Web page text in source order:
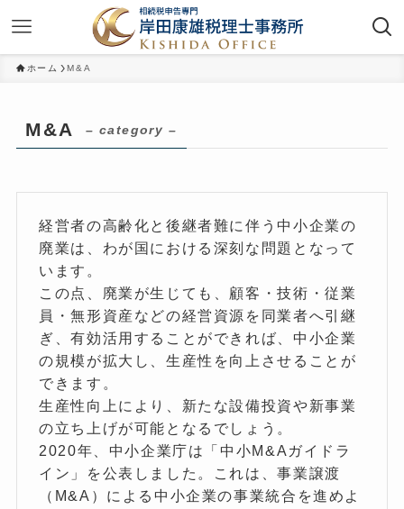
ホーム M&A
M&A – category –
経営者の高齢化と後継者難に伴う中小企業の
廃業は、わが国における深刻な問題となって
います。
この点、廃業が生じても、顧客・技術・従業
員・無形資産などの経営資源を同業者へ引継
ぎ、有効活用することができれば、中小企業
の規模が拡大し、生産性を向上させることが
できます。
生産性向上により、新たな設備投資や新事業
の立ち上げが可能となるでしょう。
2020年、中小企業庁は「中小M&Aガイドラ
イン」を公表しました。これは、事業譲渡
（M&A）による中小企業の事業統合を進めよ